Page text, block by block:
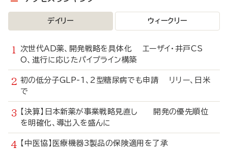
デイリー ウィークリー
次世代AD薬、開発戦略を具体化 エーザイ・井戸CS
O、進行に応じたパイプライン構築
初の低分子GLP-1、2型糖尿病でも申請 リリー、日米
で
【決算】日本新薬が事業戦略見直し 開発の優先順位
を明確化、導出入を盛んに
【中医協】医療機器3製品の保険適用を了承